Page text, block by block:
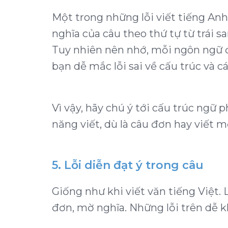
Một trong những lỗi viết tiếng
nghĩa của câu theo thứ tự từ trái
Tuy nhiên nên nhớ, mỗi ngôn
bạn dễ mắc lỗi sai về cấu trúc và
Vì vậy, hãy chú ý tới cấu trúc ngữ
năng viết, dù là câu đơn hay viết
5. Lỗi diễn đạt ý trong câu
Giống như khi viết văn tiếng Việt.
đơn, mờ nghĩa. Những lỗi trên dễ